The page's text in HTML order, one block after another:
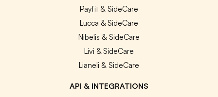
Payfit & SideCare
Lucca & SideCare
Nibelis & SideCare
Livi & SideCare
Lianeli & SideCare
API & INTEGRATIONS